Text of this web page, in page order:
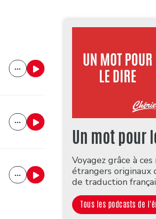
Un mot pour
Voyagez grâce à
étrangers originaux
de traduction
Tous les podcasts de